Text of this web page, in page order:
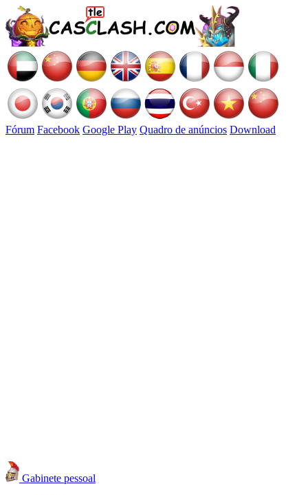
Fórum Facebook Google Play Quadro de anúncios Download
Gabinete pessoal